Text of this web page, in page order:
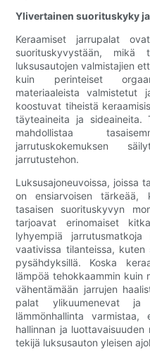
Ylivertainen suorituskyky
Keraamiset jarrupalat
suorituskyvystään,
luksusautojen valmistajien
kuin perinteiset
materiaaleista valmistetut
koostuvat tiheistä
täyteaineita ja sideaineita.
mahdollistaa
jarrutuskokemuksen
jarrutustehon.
Luksusajoneuvoissa, joissa
on ensiarvoisen tärkeää,
tasaisen suorituskyvyn
tarjoavat erinomaiset
lyhyempiä
vaativissa tilanteissa,
pysähdyksillä. Koska
lämpöä tehokkaammin
vähentämään jarrujen
palat ylikuumenevat ja
lämmönhallinta
hallinnan ja
tekijä luksusauton yleisen